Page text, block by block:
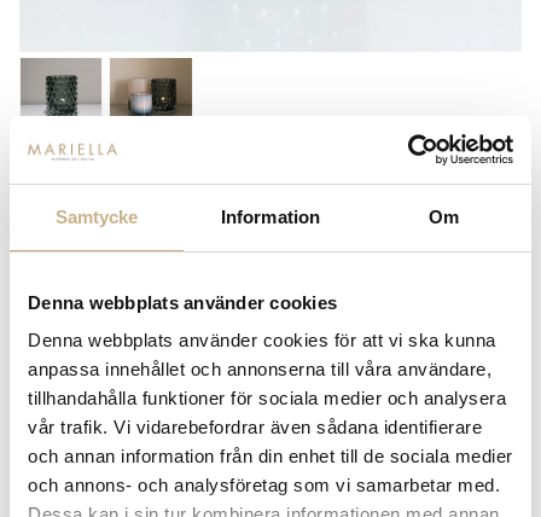
Samtycke Information Om
Denna webbplats använder cookies
Denna webbplats använder cookies för att vi ska kunna
anpassa innehållet och annonserna till våra användare,
tillhandahålla funktioner för sociala medier och analysera
vår trafik. Vi vidarebefordrar även sådana identifierare
och annan information från din enhet till de sociala medier
och annons- och analysföretag som vi samarbetar med.
HURRICANE BOULE - SAGE
4.890kr
+
- LÄGG I VARUKORG
Lagerstatus: Beställningsvara
14 dagars returrätt på lagervaror. Läs mer
Leverans inom 3-5 arbetsdagar på lagervaror
Få10% välkomstrabattnär du registrerar dig för vårt